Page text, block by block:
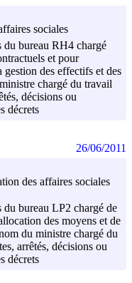
sociales
du bureau RH4 chargé
et pour
des effectifs et des
chargé du travail
décisions ou
décrets
des affaires sociales
bureau LP2 chargé de
des moyens et de
du ministre chargé du
arrêtés, décisions ou
décrets
26/06/2011